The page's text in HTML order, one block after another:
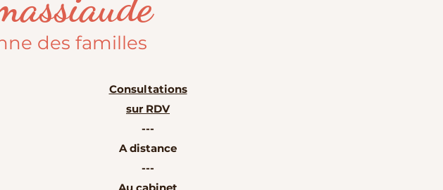
des familles
Consultations
sur RDV
---
A distance
---